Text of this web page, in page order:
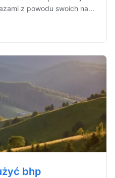
z powodu swoich na...
bhp